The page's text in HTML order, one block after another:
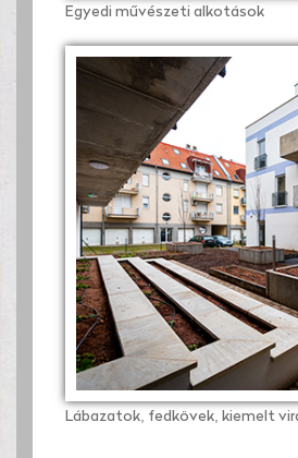
Egyedi művészeti alkotások
Lábazatok, fedkövek, kiemelt